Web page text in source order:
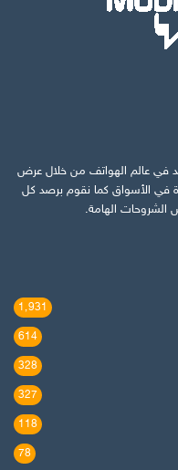
في عالم الهواتف من خلال عرض
في الأسواق كما نقوم برصد كل
الشروحات الهامة.
1٬931
614
328
327
118
78